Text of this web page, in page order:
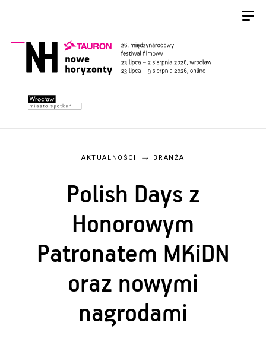
AKTUALNOŚCI BRANŻA
Polish Days z
Honorowym
Patronatem MKiDN
oraz nowymi
nagrodami